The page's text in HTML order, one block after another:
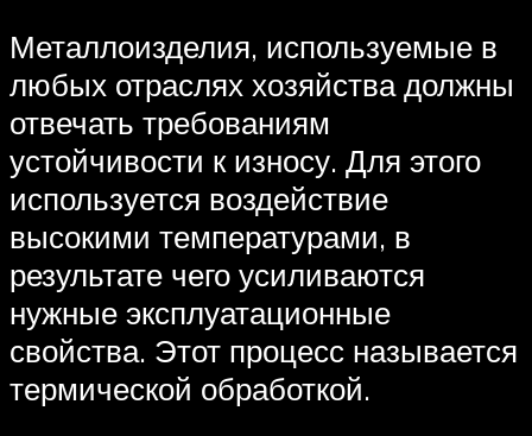
Металлоизделия, используемые в
любых отраслях хозяйства должны
отвечать требованиям
устойчивости к износу. Для этого
используется воздействие
высокими температурами, в
результате чего усиливаются
нужные эксплуатационные
свойства. Этот процесс называется
термической обработкой.